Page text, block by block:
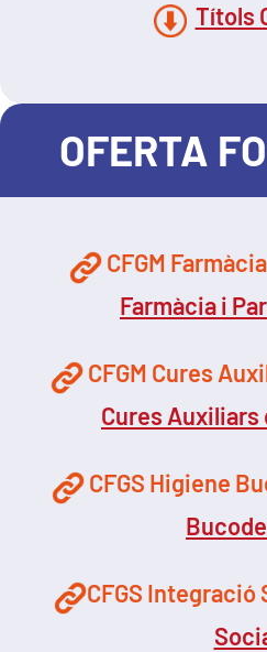
Títols
OFERTA
CFGM
Farmàcia i
CFGM Cures
Cures Auxiliars
CFGS Higiene
CFGS Integració